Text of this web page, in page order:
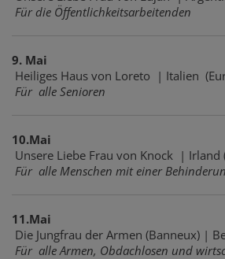
Für die Öffentlichkeitsarbeitenden
9. Mai
Heiliges Haus von Loreto | Italien
Für alle Senioren
10.Mai
Unsere Liebe Frau von Knock | Irland
Für alle Menschen mit einer
11.Mai
Die Jungfrau der Armen (Banneux) |
Für alle Armen, Obdachlosen und